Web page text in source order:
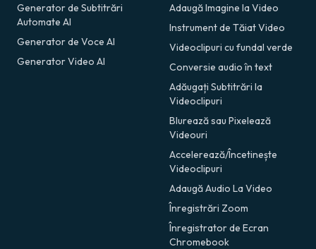
Generator de Subtitrări
Automate AI
Generator de Voce AI
Generator Video AI
Adaugă Imagine la Video
Instrument de Tăiat Video
Videoclipuri cu fundal verde
Conversie audio în text
Adăugați Subtitrări la
Videoclipuri
Blurează sau Pixelează
Videouri
Accelerează/Încetinește
Videoclipuri
Adaugă Audio La Video
Înregistrări Zoom
Înregistrator de Ecran
Chromebook